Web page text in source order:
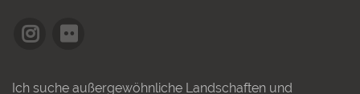
Ich suche außergewöhnliche Landschaften und